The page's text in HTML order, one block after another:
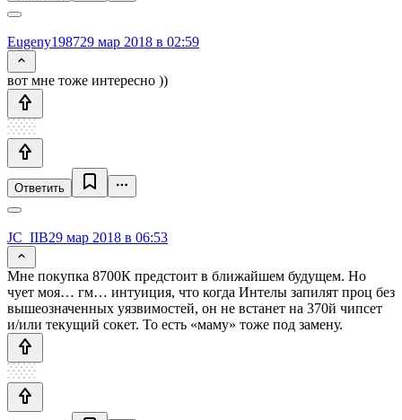
Eugeny198729 мар 2018 в 02:59
вот мне тоже интересно ))
Ответить
JC_IIB29 мар 2018 в 06:53
Мне покупка 8700К предстоит в ближайшем будущем. Но
чует моя… гм… интуиция, что когда Интелы запилят проц без
вышеозначенных уязвимостей, он не встанет на 370й чипсет
и/или текущий сокет. То есть «маму» тоже под замену.